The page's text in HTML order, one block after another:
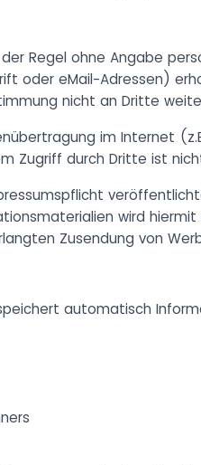
Regel ohne Angabe
oder eMail-Adressen)
nicht an Dritte
im Internet
Zugriff durch Dritte ist
wird
Zusendung von
automatisch